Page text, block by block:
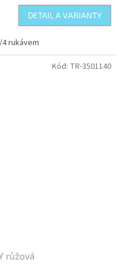
DETAIL A VARIANTY
rukávem
růžová
Kód: TR-3501140